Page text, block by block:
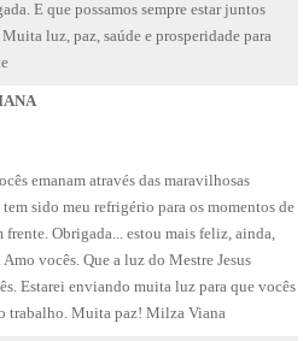
E que possamos sempre estar juntos
luz, paz, saúde e prosperidade para
emanam através das maravilhosas
sido meu refrigério para os momentos de
Obrigada... estou mais feliz, ainda,
vocês. Que a luz do Mestre Jesus
Estarei enviando muita luz para que vocês
trabalho. Muita paz! Milza Viana